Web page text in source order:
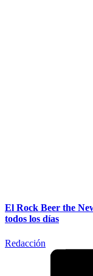
El Rock Beer the
todos los días
Redacción